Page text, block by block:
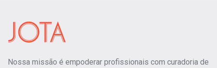
Nossa missão é empoderar profissionais com curadoria de